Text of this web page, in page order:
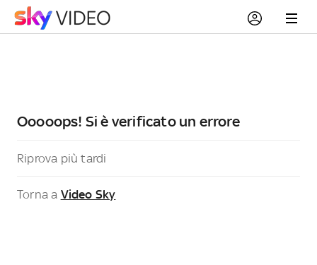
Ooooops! Si è verificato un errore
Riprova più tardi
Torna a Video Sky